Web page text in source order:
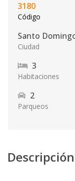
3180
Código
Santo
Ciudad
3
Habitaciones
2
Parqueos
Descripción